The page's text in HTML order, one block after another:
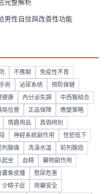
完整解析
男性自信與改善性功能
不應期 免疫性不育
術 泌尿系统 预防保健
健康 內分泌失調 中西醫結合
局信譽 正品保障 應變策略
情趣用品 真偽辨別
神經系統副作用 性慾低下
列腺痛 洗澡水溫 前列腺癌
起坐 血精 藥物副作用
囊象皮腫 憋尿危害
少精子症 用藥安全